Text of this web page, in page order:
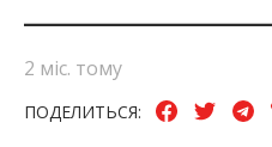
2 міс. тому
ПОДЕЛИТЬСЯ: